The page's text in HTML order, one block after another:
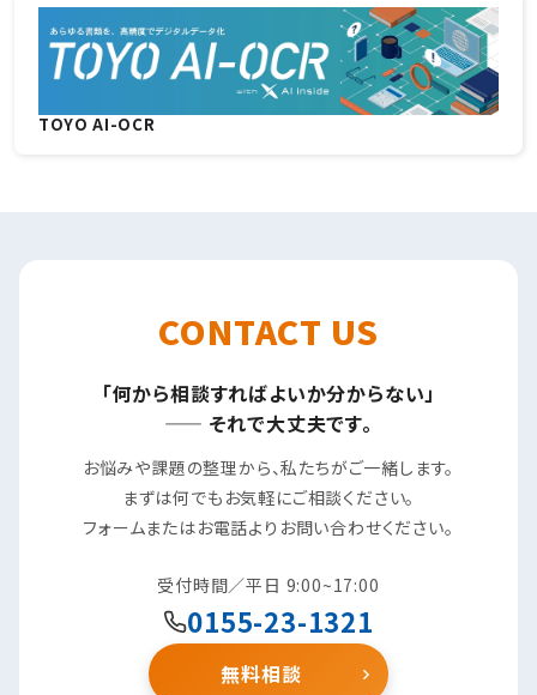
TOYO AI-OCR
CONTACT US
「何から相談すればよいか分からない」
—— それで大丈夫です。
お悩みや課題の整理から、私たちがご一緒します。
まずは何でもお気軽にご相談ください。
フォームまたはお電話よりお問い合わせください。
受付時間／平日 9:00~17:00
0155-23-1321
無料相談